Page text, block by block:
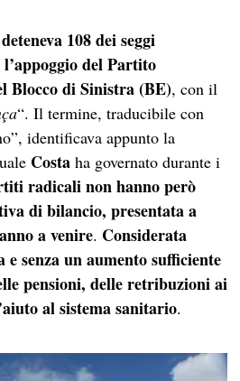
108 dei seggi
l’appoggio del Partito
Blocco di Sinistra (BE), con il
“. Il termine, traducibile con
identificava appunto la
Costa ha governato durante i
radicali non hanno però
di bilancio, presentata a
a venire. Considerata
senza un aumento sufficiente
pensioni, delle retribuzioni ai
al sistema sanitario.